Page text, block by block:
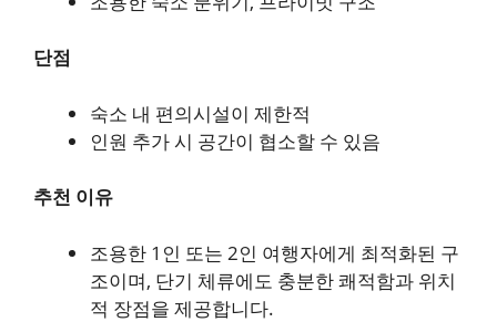
단점
숙소 내 편의시설이 제한적
인원 추가 시 공간이 협소할 수 있음
추천 이유
조용한 1인 또는 2인 여행자에게 최적화된 구
조이며, 단기 체류에도 충분한 쾌적함과 위치
적 장점을 제공합니다.